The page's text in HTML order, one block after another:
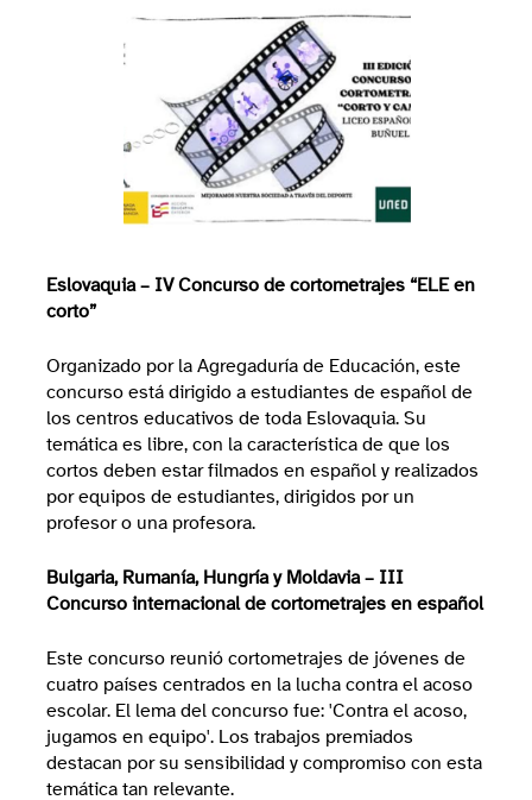
Eslovaquia – IV Concurso de cortometrajes “ELE en
corto”
Organizado por la Agregaduría de Educación, este
concurso está dirigido a estudiantes de español de
los centros educativos de toda Eslovaquia. Su
temática es libre, con la característica de que los
cortos deben estar filmados en español y realizados
por equipos de estudiantes, dirigidos por un
profesor o una profesora.
Bulgaria, Rumanía, Hungría y Moldavia – III
Concurso internacional de cortometrajes en español
Este concurso reunió cortometrajes de jóvenes de
cuatro países centrados en la lucha contra el acoso
escolar. El lema del concurso fue: 'Contra el acoso,
jugamos en equipo'. Los trabajos premiados
destacan por su sensibilidad y compromiso con esta
temática tan relevante.